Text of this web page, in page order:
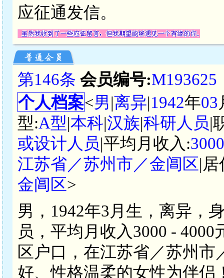
应征通发信。
第146条 会员编号:M193625
个人档案<男|离异|1942年03
型:A型|本科|汉族|科研人员|
或设计人员|平均月收入:
江苏省／苏州市／金阊区|居
金阊区>
男，1942年3月生，离异，
员，平均月收入3000 -
区户口，在江苏省／苏州
好、性格温柔的女性为伴侣